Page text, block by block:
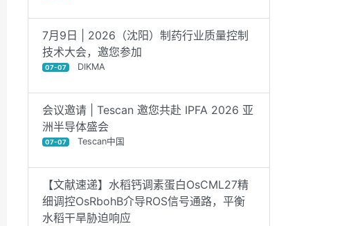
7月9日 | 2026（沈阳）制药行业质量控制
技术大会，邀您参加
07-07 DIKMA
会议邀请 | Tescan 邀您共赴 IPFA 2026 亚
洲半导体盛会
07-07 Tescan中国
【文献速递】水稻钙调素蛋白OsCML27精
细调控OsRbohB介导ROS信号通路，平衡
水稻干旱胁迫响应